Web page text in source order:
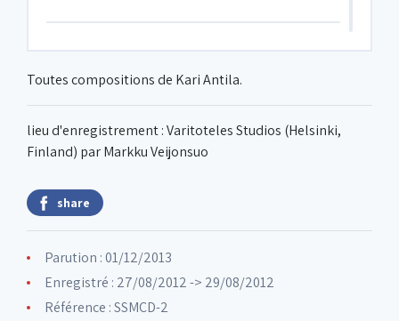
6. Against the wind 7:17
Toutes compositions de Kari Antila.
lieu d'enregistrement : Varitoteles Studios (Helsinki,
Finland) par Markku Veijonsuo
share
Parution : 01/12/2013
Enregistré : 27/08/2012 -> 29/08/2012
Référence : SSMCD-2